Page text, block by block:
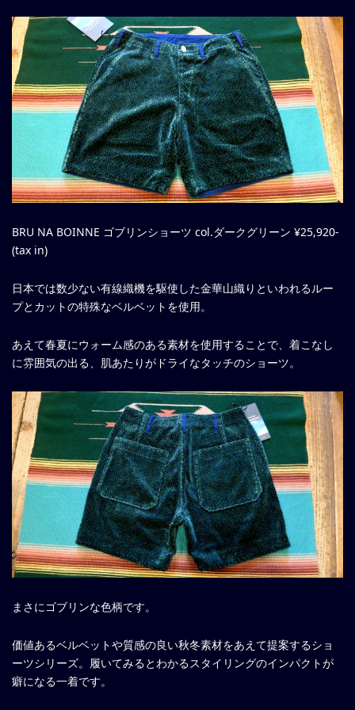
BRU NA BOINNE ゴブリンショーツ col.ダークグリーン ¥25,920-
(tax in)
日本では数少ない有線織機を駆使した金華山織りといわれるルー
プとカットの特殊なベルベットを使用。
あえて春夏にウォーム感のある素材を使用することで、着こなし
に雰囲気の出る、肌あたりがドライなタッチのショーツ。
まさにゴブリンな色柄です。
価値あるベルベットや質感の良い秋冬素材をあえて提案するショ
ーツシリーズ。履いてみるとわかるスタイリングのインパクトが
癖になる一着です。